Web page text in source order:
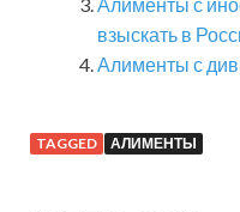
взыскать в
Алименты с
TAGGED АЛИМЕНТЫ